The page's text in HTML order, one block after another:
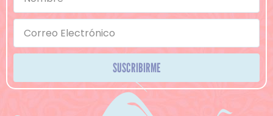
SUSCRIBIRME